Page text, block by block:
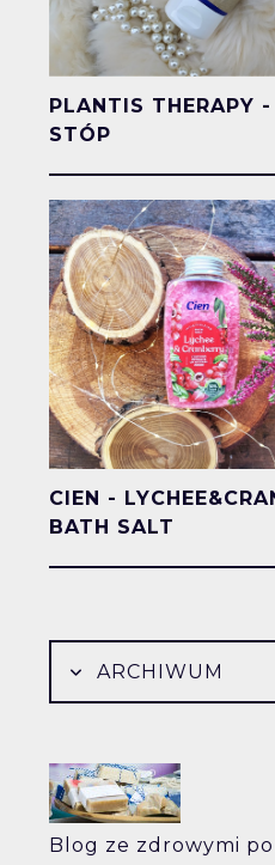
PLANTIS THERAPY
STÓP
CIEN -
BATH SALT
ARCHIWUM
Blog ze zdrowymi